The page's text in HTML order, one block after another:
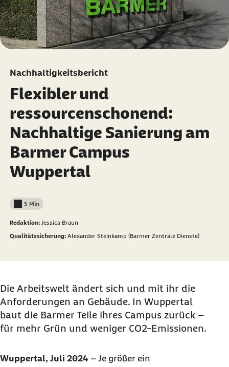
Nachhaltigkeitsbericht
Flexibler und
ressourcenschonend:
Nachhaltige Sanierung am
Barmer Campus
Wuppertal
Lesedauer weniger als
5 Min
Redaktion: Jessica Braun
Qualitätssicherung: Alexander Steinkamp (Barmer Zentrale Dienste)
Die Arbeitswelt ändert sich und mit ihr die
Anforderungen an Gebäude. In Wuppertal
baut die Barmer Teile ihres Campus zurück –
für mehr Grün und weniger CO2-Emissionen.
Wuppertal, Juli 2024 – Je größer ein